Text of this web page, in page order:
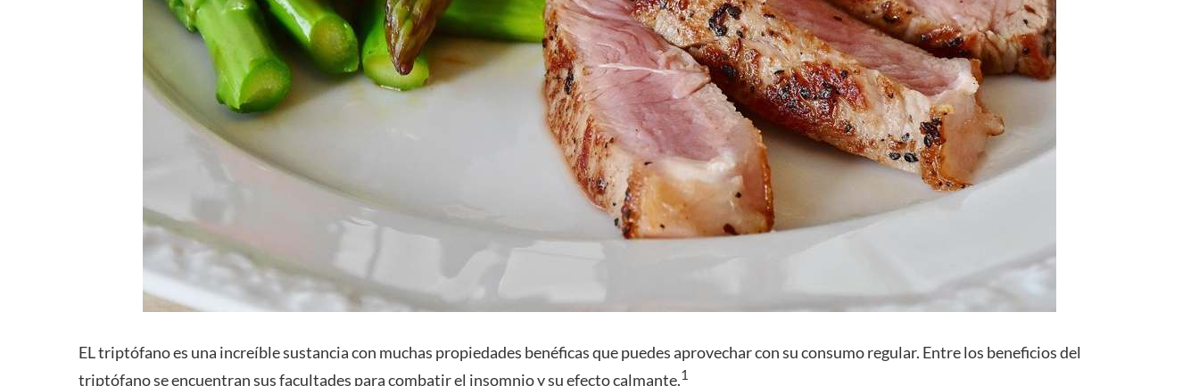
EL triptófano es una increíble sustancia con muchas propiedades benéficas que puedes aprovechar con su consumo regular. Entre los beneficios del
triptófano se encuentran sus facultades para combatir el insomnio y su efecto calmante.1